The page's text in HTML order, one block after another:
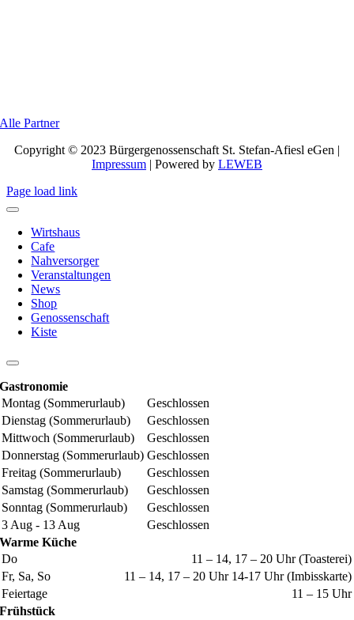
Alle Partner
Copyright © 2023 Bürgergenossenschaft St. Stefan-Afiesl eGen |
Impressum | Powered by LEWEB
Page load link
Wirtshaus
Cafe
Nahversorger
Veranstaltungen
News
Shop
Genossenschaft
Kiste
Gastronomie
Montag (Sommerurlaub)
Geschlossen
Dienstag (Sommerurlaub)
Geschlossen
Mittwoch (Sommerurlaub)
Geschlossen
Donnerstag (Sommerurlaub) Geschlossen
Freitag (Sommerurlaub)
Geschlossen
Samstag (Sommerurlaub)
Geschlossen
Sonntag (Sommerurlaub)
Geschlossen
3 Aug - 13 Aug
Geschlossen
Warme Küche
Do
11 – 14, 17 – 20 Uhr (Toasterei)
Fr, Sa, So
11 – 14, 17 – 20 Uhr 14-17 Uhr (Imbisskarte)
Feiertage
11 – 15 Uhr
Frühstück